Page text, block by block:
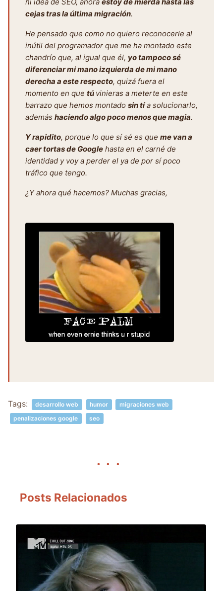
cejas tras la última migración.
He pensado que como no quiero reconocerle al
inútil del programador que me ha montado este
chandrío que, al igual que él, yo tampoco sé
diferenciar mi mano izquierda de mi mano
derecha a este respecto, quizá fuera el
momento en que tú vinieras a meterte en este
barrazo que hemos montado sin tía solucionarlo,
además haciendo algo poco menos que magia.
Y rapidito, porque lo que sí sé es que me van a
caer tortas de Google hasta en el carné de
identidad y voy a perder el ya de por sí poco
tráfico que tengo.
¿Y ahora qué hacemos? Muchas gracias,
Tags: desarrollo web humor
migraciones web
penalizaciones google
seo
Posts Relacionados